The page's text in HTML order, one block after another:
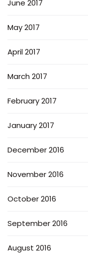
June 2017
May 2017
April 2017
March 2017
February 2017
January 2017
December 2016
November 2016
October 2016
September 2016
August 2016